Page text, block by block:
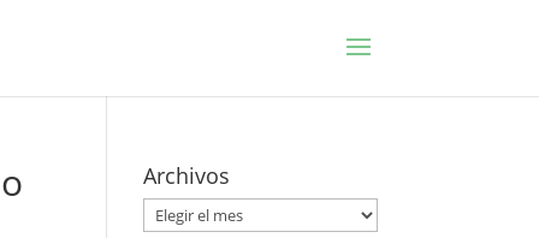
Archivos
Archivos